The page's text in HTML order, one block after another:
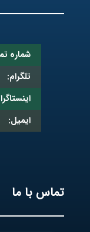
شماره
تلگرام:
ایمیل:
تماس با ما